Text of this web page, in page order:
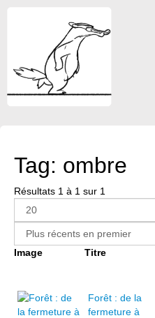
Tag: ombre
Résultats 1 à 1 sur 1
Image Titre
Forêt : de la
fermeture à